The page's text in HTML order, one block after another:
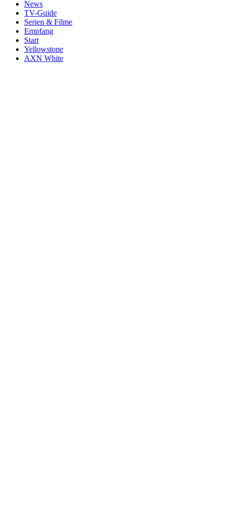
News
TV-Guide
Serien & Filme
Empfang
Start
Yellowstone
AXN White